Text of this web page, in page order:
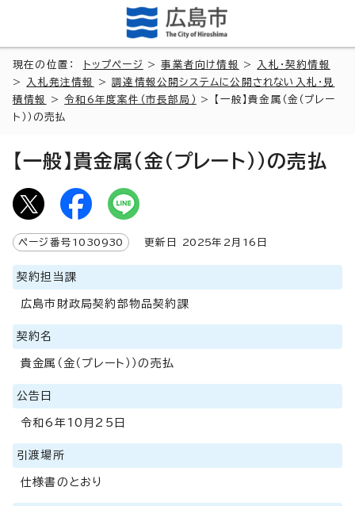
現在の位置： トップページ >事業者向け情報 >
入札・契約情報
>
入札発注情報 >調達情報公開システムに公開されない入札・見
積情報
>令和6年度案件（市長部局）
> 【一般】貴金属（金（プレー
ト））の売払
【一般】貴金属（金（プレート））の売払
ページ番号 1030930 更新日 2025年2月 16 日
契約担当課
広島市財政局契約部物品契約課
契約名
貴金属（金（プレート））の売払
公告日
令和6年10月25日
引渡場所
仕様書のとおり